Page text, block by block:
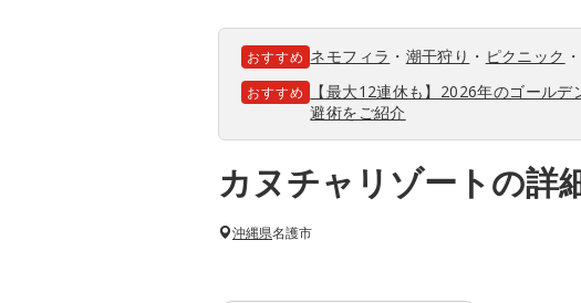
おすすめ ネモフィラ ・ 潮干狩り ・ ピクニック ・
おすすめ
【最大12連休も】2026年のゴール
避術をご紹介
カヌチャリゾートの詳
沖縄県名護市